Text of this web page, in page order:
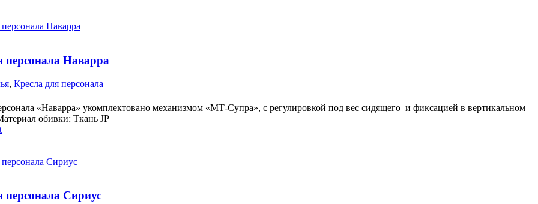
персонала Наварра
, Кресла для персонала
«Наварра» укомплектовано механизмом «МТ-Супра», с регулировкой под вес сидящего и фиксацией в вертикальном
обивки: Ткань JP
персонала Сириус